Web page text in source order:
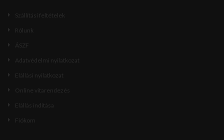
Szállítási feltételek
Rólunk
ÁSZF
Adatvédelmi nyilatkozat
Elállási nyilatkozat
Online vitarendezés
Elállás indítása
Fiókom